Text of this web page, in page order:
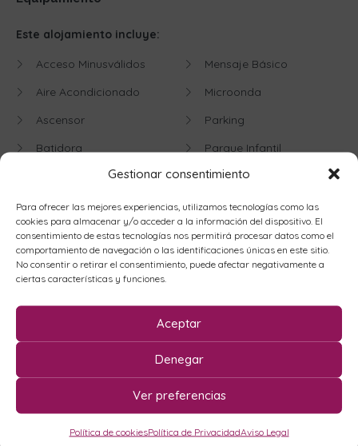
Gestionar consentimiento
Para ofrecer las mejores experiencias, utilizamos tecnologías como las
cookies para almacenar y/o acceder a la información del dispositivo. El
consentimiento de estas tecnologías nos permitirá procesar datos como el
comportamiento de navegación o las identificaciones únicas en este sitio.
No consentir o retirar el consentimiento, puede afectar negativamente a
ciertas características y funciones.
Aceptar
Denegar
Ver preferencias
Política de cookiesPolítica de PrivacidadAviso Legal
Este alojamiento incluye:
Acceso Minusválidos
Aire Acondicionado
Ascensor
Batidora
Calentador
Cambio Sábanas
Semanal Oficinas
Frigorifico
Jardín
Mensaje Básico
Microonda
Parking
Parque Infantil
Piscina
Piscina Adultos
Piscina Niños
Plancha
Suministros
Toldo
TV Satélite